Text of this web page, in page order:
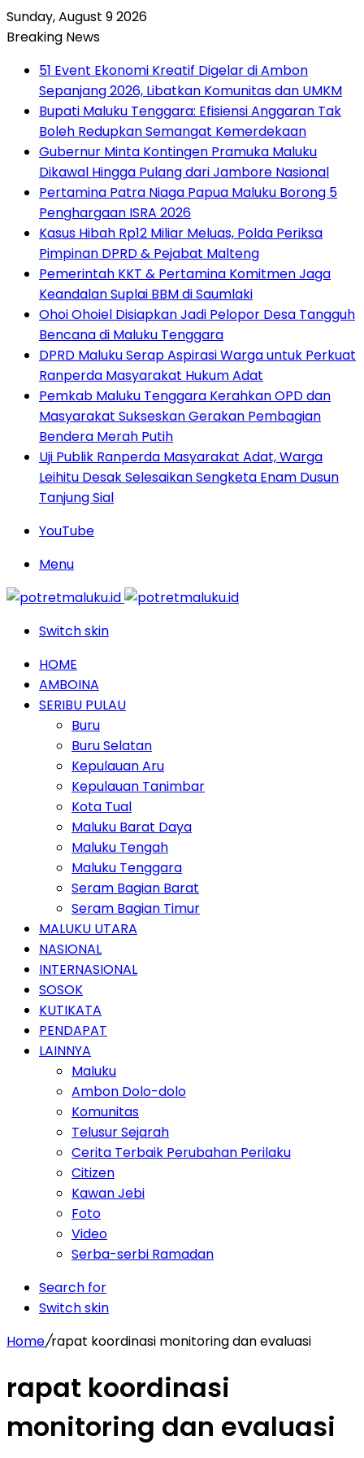
Sunday, August 9 2026
Breaking News
51 Event Ekonomi Kreatif Digelar di Ambon
Sepanjang 2026, Libatkan Komunitas dan UMKM
Bupati Maluku Tenggara: Efisiensi Anggaran Tak
Boleh Redupkan Semangat Kemerdekaan
Gubernur Minta Kontingen Pramuka Maluku
Dikawal Hingga Pulang dari Jambore Nasional
Pertamina Patra Niaga Papua Maluku Borong 5
Penghargaan ISRA 2026
Kasus Hibah Rp12 Miliar Meluas, Polda Periksa
Pimpinan DPRD & Pejabat Malteng
Pemerintah KKT & Pertamina Komitmen Jaga
Keandalan Suplai BBM di Saumlaki
Ohoi Ohoiel Disiapkan Jadi Pelopor Desa Tangguh
Bencana di Maluku Tenggara
DPRD Maluku Serap Aspirasi Warga untuk Perkuat
Ranperda Masyarakat Hukum Adat
Pemkab Maluku Tenggara Kerahkan OPD dan
Masyarakat Sukseskan Gerakan Pembagian
Bendera Merah Putih
Uji Publik Ranperda Masyarakat Adat, Warga
Leihitu Desak Selesaikan Sengketa Enam Dusun
Tanjung Sial
YouTube
Menu
Switch skin
HOME
AMBOINA
SERIBU PULAU
Buru
Buru Selatan
Kepulauan Aru
Kepulauan Tanimbar
Kota Tual
Maluku Barat Daya
Maluku Tengah
Maluku Tenggara
Seram Bagian Barat
Seram Bagian Timur
MALUKU UTARA
NASIONAL
INTERNASIONAL
SOSOK
KUTIKATA
PENDAPAT
LAINNYA
Maluku
Ambon Dolo-dolo
Komunitas
Telusur Sejarah
Cerita Terbaik Perubahan Perilaku
Citizen
Kawan Jebi
Foto
Video
Serba-serbi Ramadan
Search for
Switch skin
Home/rapat koordinasi monitoring dan evaluasi
rapat koordinasi
monitoring dan evaluasi